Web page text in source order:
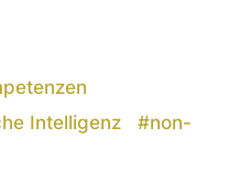
Intelligenz #non-